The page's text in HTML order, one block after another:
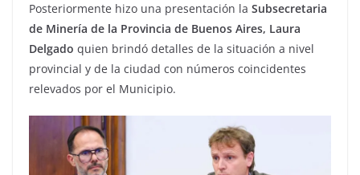
Posteriormente hizo una presentación la Subsecretaria
de Minería de la Provincia de Buenos Aires, Laura
Delgado quien brindó detalles de la situación a nivel
provincial y de la ciudad con números coincidentes
relevados por el Municipio.